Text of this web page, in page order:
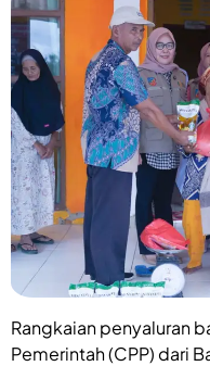
Rangkaian penyaluran
Pemerintah (CPP) dari